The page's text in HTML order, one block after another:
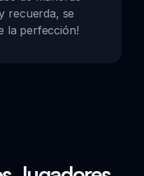
recuerda, se
la perfección!